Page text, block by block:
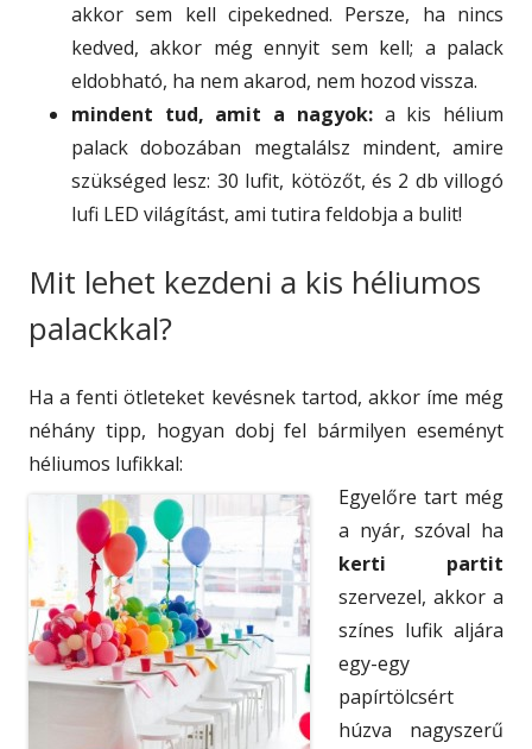
akkor sem kell cipekedned. Persze, ha nincs
kedved, akkor még ennyit sem kell; a palack
eldobható, ha nem akarod, nem hozod vissza.
mindent tud, amit a nagyok:a kis hélium
palack dobozában megtalálsz mindent, amire
szükséged lesz: 30 lufit, kötözőt, és 2 db villogó
lufi LED világítást, ami tutira feldobja a bulit!
Mit lehet kezdeni a kis héliumos
palackkal?
Ha a fenti ötleteket kevésnek tartod, akkor íme még
néhány tipp, hogyan dobj fel bármilyen eseményt
héliumos lufikkal:
Egyelőre tart még
a nyár, szóval ha
kerti partit
szervezel, akkor a
színes lufik aljára
egy-egy
papírtölcsért
húzva nagyszerű